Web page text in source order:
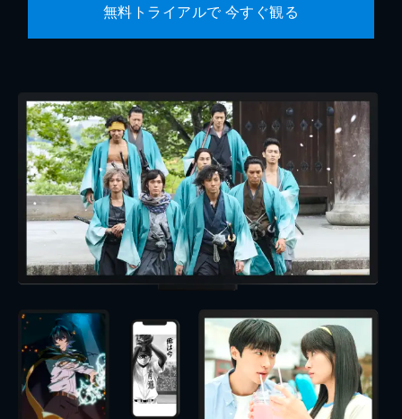
無料トライアルで 今すぐ観る